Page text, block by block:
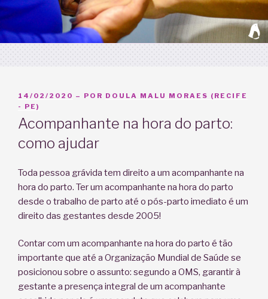
PUBLICADO
EM
14/02/2020 – POR DOULA MALU MORAES (RECIFE
- PE)
Acompanhante na hora do parto:
como ajudar
Toda pessoa grávida tem direito a um acompanhante na
hora do parto. Ter um acompanhante na hora do parto
desde o trabalho de parto até o pós-parto imediato é um
direito das gestantes desde 2005!
Contar com um acompanhante na hora do parto é tão
importante que até a Organização Mundial de Saúde se
posicionou sobre o assunto: segundo a OMS, garantir à
gestante a presença integral de um acompanhante